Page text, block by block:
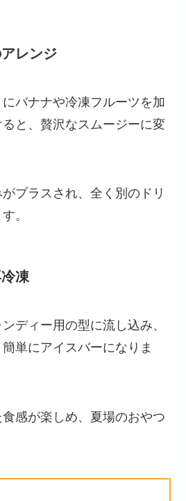
レンジ
バナナや冷凍フルーツを加
と、贅沢なスムージーに変
プラスされ、全く別のドリ
。
凍
ディー用の型に流し込み、
単にアイスバーになりま
感が楽しめ、夏場のおやつ